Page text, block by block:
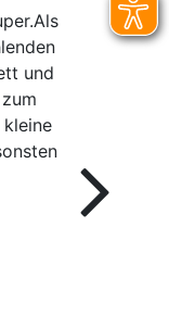
und